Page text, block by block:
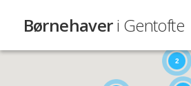
Børnehaveri Gentofte
2